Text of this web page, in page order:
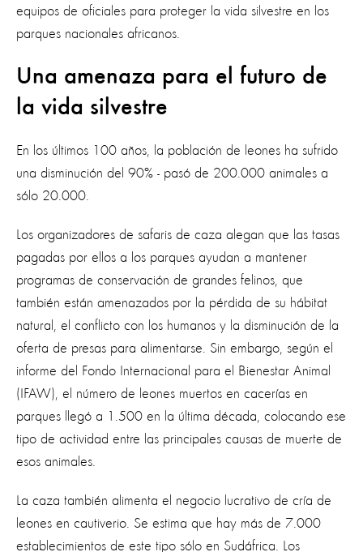
equipos de oficiales para proteger la vida silvestre en los
parques nacionales africanos.
Una amenaza para el futuro de
la vida silvestre
En los últimos 100 años, la población de leones ha sufrido
una disminución del 90% - pasó de 200.000 animales a
sólo 20.000.
Los organizadores de safaris de caza alegan que las tasas
pagadas por ellos a los parques ayudan a mantener
programas de conservación de grandes felinos, que
también están amenazados por la pérdida de su hábitat
natural, el conflicto con los humanos y la disminución de la
oferta de presas para alimentarse. Sin embargo, según el
informe del Fondo Internacional para el Bienestar Animal
(IFAW), el número de leones muertos en cacerías en
parques llegó a 1.500 en la última década, colocando ese
tipo de actividad entre las principales causas de muerte de
esos animales.
La caza también alimenta el negocio lucrativo de cría de
leones en cautiverio. Se estima que hay más de 7.000
establecimientos de este tipo sólo en Sudáfrica. Los